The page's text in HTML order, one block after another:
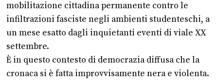
mobilitazione cittadina permanente contro le
infiltrazioni fasciste negli ambienti studenteschi, a
un mese esatto dagli inquietanti eventi di viale XX
settembre.
È in questo contesto di democrazia diffusa che la
cronaca si è fatta improvvisamente nera e violenta.